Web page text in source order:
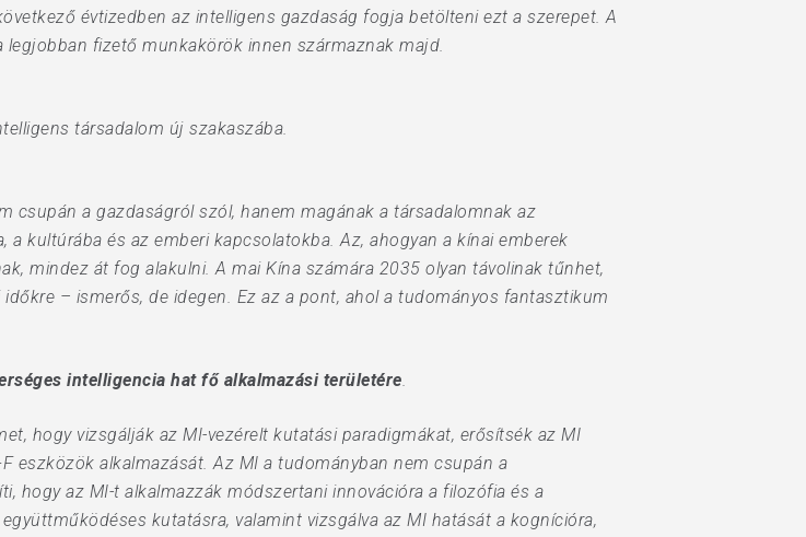
évtizedben az intelligens gazdaság fogja betölteni ezt a szerepet. A
fizető munkakörök innen származnak majd.
társadalom új szakaszába.
csupán a gazdaságról szól, hanem magának a társadalomnak az
kultúrába és az emberi kapcsolatokba. Az, ahogyan a kínai emberek
mindez át fog alakulni. A mai Kína számára 2035 olyan távolinak tűnhet,
– ismerős, de idegen. Ez az a pont, ahol a tudományos fantasztikum
intelligencia hat fő alkalmazási területére.
hogy vizsgálják az MI-vezérelt kutatási paradigmákat, erősítsék az MI
eszközök alkalmazását. Az MI a tudományban nem csupán a
hogy az MI-t alkalmazzák módszertani innovációra a filozófia és a
kutatásra, valamint vizsgálva az MI hatását a kognícióra,